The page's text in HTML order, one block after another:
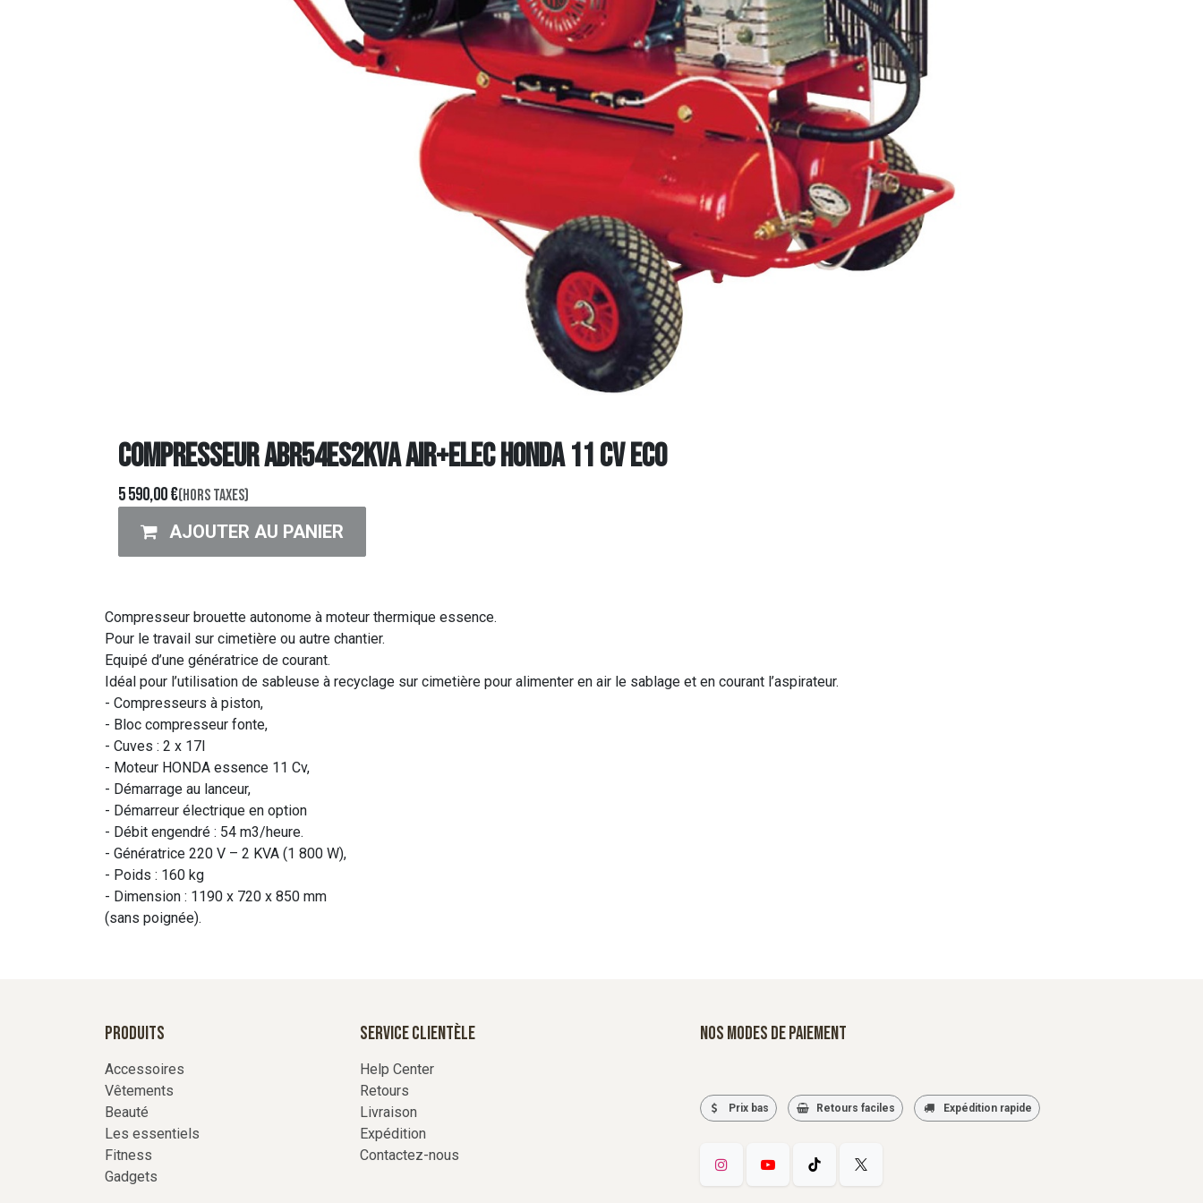
COMPRESSEUR ABR54ES2KVA AIR+ELEC HONDA 11 Cv ECO
5 590,00€(Hors taxes)
AJOUTER AU PANIER
Compresseur brouette autonome à moteur thermique essence.
Pour le travail sur cimetière ou autre chantier.
Equipé d’une génératrice de courant.
Idéal pour l’utilisation de sableuse à recyclage sur cimetière pour alimenter en air le sablage et en courant l’aspirateur.
- Compresseurs à piston,
- Bloc compresseur fonte,
- Cuves : 2 x 17l
- Moteur HONDA essence 11 Cv,
- Démarrage au lanceur,
- Démarreur électrique en option
- Débit engendré : 54 m3/heure.
- Génératrice 220 V – 2 KVA (1 800 W),
- Poids : 160 kg
- Dimension : 1190 x 720 x 850 mm
(sans poignée).
Produits
Accessoires
Vêtements
Beauté
Les essentiels
Fitness
Gadgets
Service Clientèle
Help Center
Retours
Livraison
Expédition
Contactez-nous
Nos modes de paiement
Prix bas Retours faciles Expédition rapide